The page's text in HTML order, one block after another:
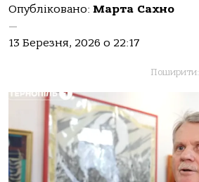
Опубліковано: Марта Сахно
—
13 Березня, 2026 о 22:17
Поширити: